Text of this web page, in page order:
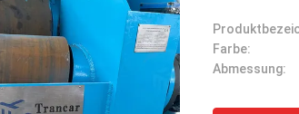
Farbe:
Abmessung: